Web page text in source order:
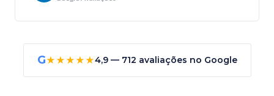
G★★★★★4,9 — 712 avaliações no Google